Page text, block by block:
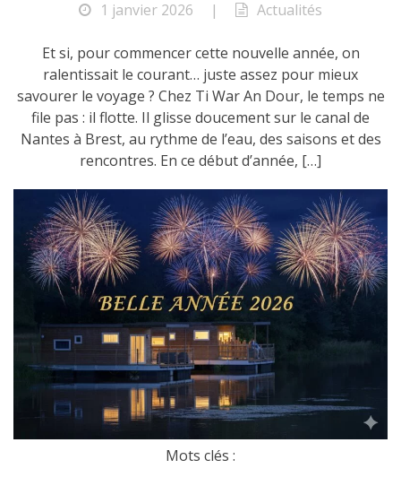
1 janvier 2026 | Actualités
Et si, pour commencer cette nouvelle année, on
ralentissait le courant… juste assez pour mieux
savourer le voyage ? Chez Ti War An Dour, le temps ne
file pas : il flotte. Il glisse doucement sur le canal de
Nantes à Brest, au rythme de l’eau, des saisons et des
rencontres. En ce début d’année, […]
Mots clés :